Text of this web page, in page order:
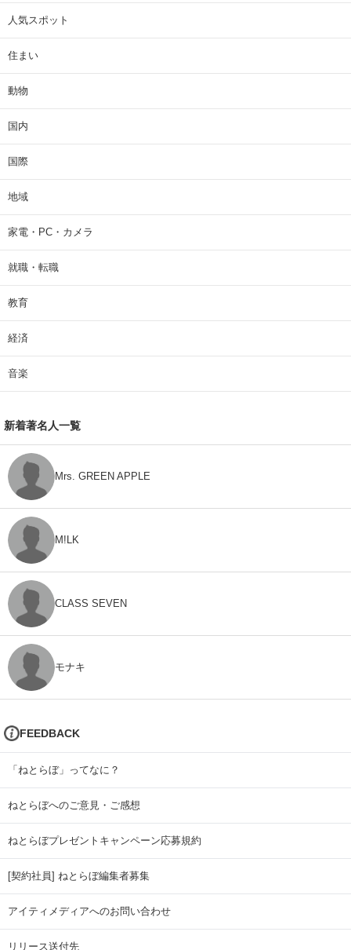
人気スポット
住まい
動物
国内
国際
地域
家電・PC・カメラ
就職・転職
教育
経済
音楽
新着著名人一覧
Mrs. GREEN APPLE
M!LK
CLASS SEVEN
モナキ
FEEDBACK
「ねとらぼ」ってなに？
ねとらぼへのご意見・ご感想
ねとらぼプレゼントキャンペーン応募規約
[契約社員] ねとらぼ編集者募集
アイティメディアへのお問い合わせ
リリース送付先